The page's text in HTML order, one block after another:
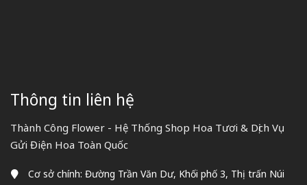
Thông tin liên hệ
Thành Công Flower - Hệ Thống Shop Hoa Tươi & Dịch Vụ
Gửi Điện Hoa Toàn Quốc
Cơ sở chính: Đường Trần Văn Dư, Khối phố 3, Thị trấn Núi